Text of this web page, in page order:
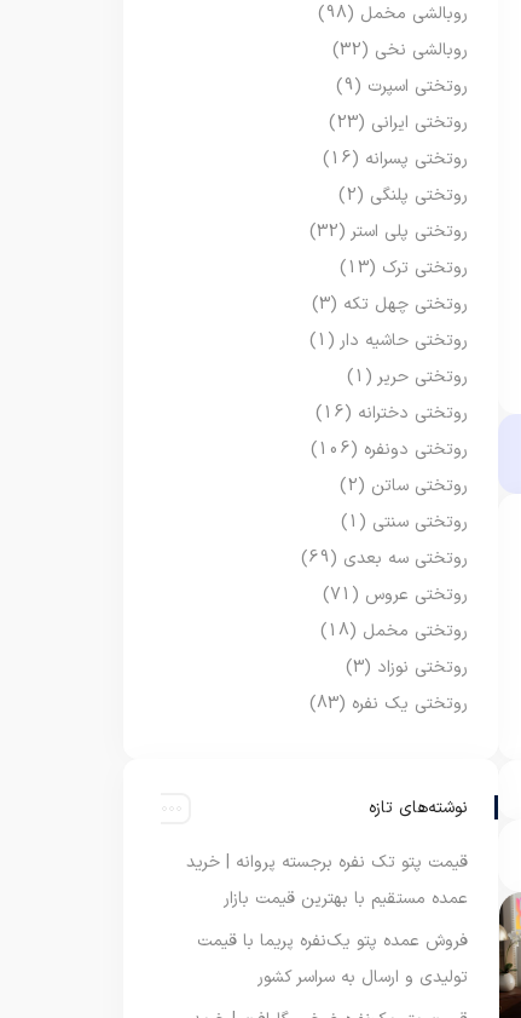
روبالشی مخمل (98)
روبالشی نخی (32)
روتختی اسپرت (9)
روتختی ایرانی (23)
روتختی پسرانه (16)
روتختی پلنگی (2)
روتختی پلی استر (32)
روتختی ترک (13)
روتختی چهل تکه (3)
روتختی حاشیه دار (1)
روتختی حریر (1)
روتختی دخترانه (16)
روتختی دونفره (106)
روتختی ساتن (2)
روتختی سنتی (1)
روتختی سه بعدی (69)
روتختی عروس (71)
روتختی مخمل (18)
روتختی نوزاد (3)
روتختی یک نفره (83)
نوشته‌های تازه
قیمت پتو تک نفره برجسته پروانه | خرید
عمده مستقیم با بهترین قیمت بازار
فروش عمده پتو یک‌نفره پریما با قیمت
تولیدی و ارسال به سراسر کشور